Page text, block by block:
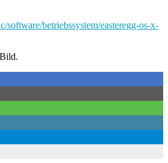
software/betriebssystem/easteregg-os-x-